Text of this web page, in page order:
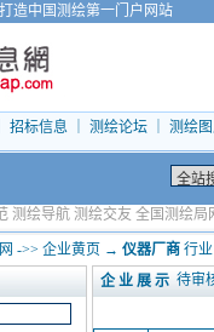
造中国测绘第一门户网站
招标信息｜ 测绘论坛｜ 测绘
测绘导航 测绘交友 全国测绘局
->> 企业黄页 → 仪器厂商 行
企 业 展 示 待审